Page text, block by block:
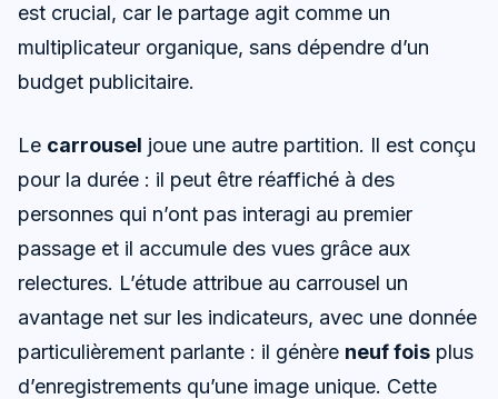
est crucial, car le partage agit comme un
multiplicateur organique, sans dépendre d’un
budget publicitaire.
Le carrousel joue une autre partition. Il est conçu
pour la durée : il peut être réaffiché à des
personnes qui n’ont pas interagi au premier
passage et il accumule des vues grâce aux
relectures. L’étude attribue au carrousel un
avantage net sur les indicateurs, avec une donnée
particulièrement parlante : il génère neuf fois plus
d’enregistrements qu’une image unique. Cette